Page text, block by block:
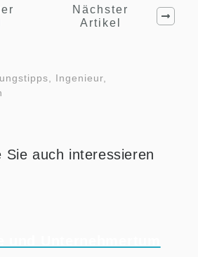
Nächster
Artikel
Ingenieur,
Sie auch interessieren